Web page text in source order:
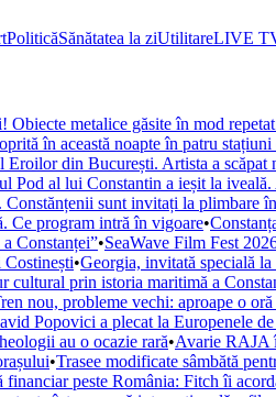
PoliticăSănătatea la ziUtilitareLIVE
Obiecte metalice găsite în mod
în această noapte în patru stațiuni
din București. Artista a scăpat
Pod al lui Constantin a ieșit la
sunt invitați la plimbare
Ce program intră în vigoare•
Constanței”•SeaWave Film Fest
Costinești•Georgia, invitată specială
cultural prin istoria maritimă a
nou, probleme vechi: aproape o
Popovici a plecat la Europenele
au o ocazie rară•Avarie RAJA
•Trasee modificate sâmbătă
financiar peste România: Fitch îi